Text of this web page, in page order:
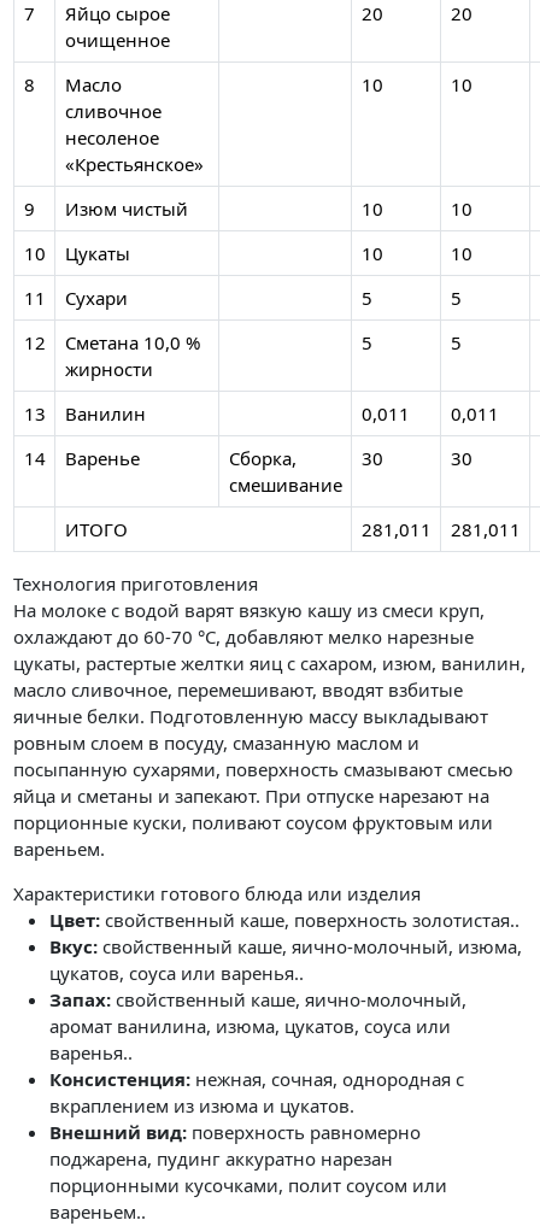
7
Яйцо сырое
очищенное
20 20
8
Масло
сливочное
несоленое
«Крестьянское»
10 10
9 Изюм чистый 10 10
10
Цукаты 10 10
11
Сухари 5 5
12
Сметана 10,0 %
жирности
5 5
13 Ванилин 0,011 0,011
14
Варенье
Сборка,
смешивание
30 30
ИТОГО 281,011 281,011
Технология приготовления
На молоке с водой варят вязкую кашу из смеси круп,
охлаждают до 60-70 °C, добавляют мелко нарезные
цукаты, растертые желтки яиц с сахаром, изюм, ванилин,
масло сливочное, перемешивают, вводят взбитые
яичные белки. Подготовленную массу выкладывают
ровным слоем в посуду, смазанную маслом и
посыпанную сухарями, поверхность смазывают смесью
яйца и сметаны и запекают. При отпуске нарезают на
порционные куски, поливают соусом фруктовым или
вареньем.
Характеристики готового блюда или изделия
Цвет: свойственный каше, поверхность золотистая..
Вкус: свойственный каше, яично-молочный, изюма,
цукатов, соуса или варенья..
Запах: свойственный каше, яично-молочный,
аромат ванилина, изюма, цукатов, соуса или
варенья..
Консистенция: нежная, сочная, однородная с
вкраплением из изюма и цукатов.
Внешний вид: поверхность равномерно
поджарена, пудинг аккуратно нарезан
порционными кусочками, полит соусом или
вареньем..